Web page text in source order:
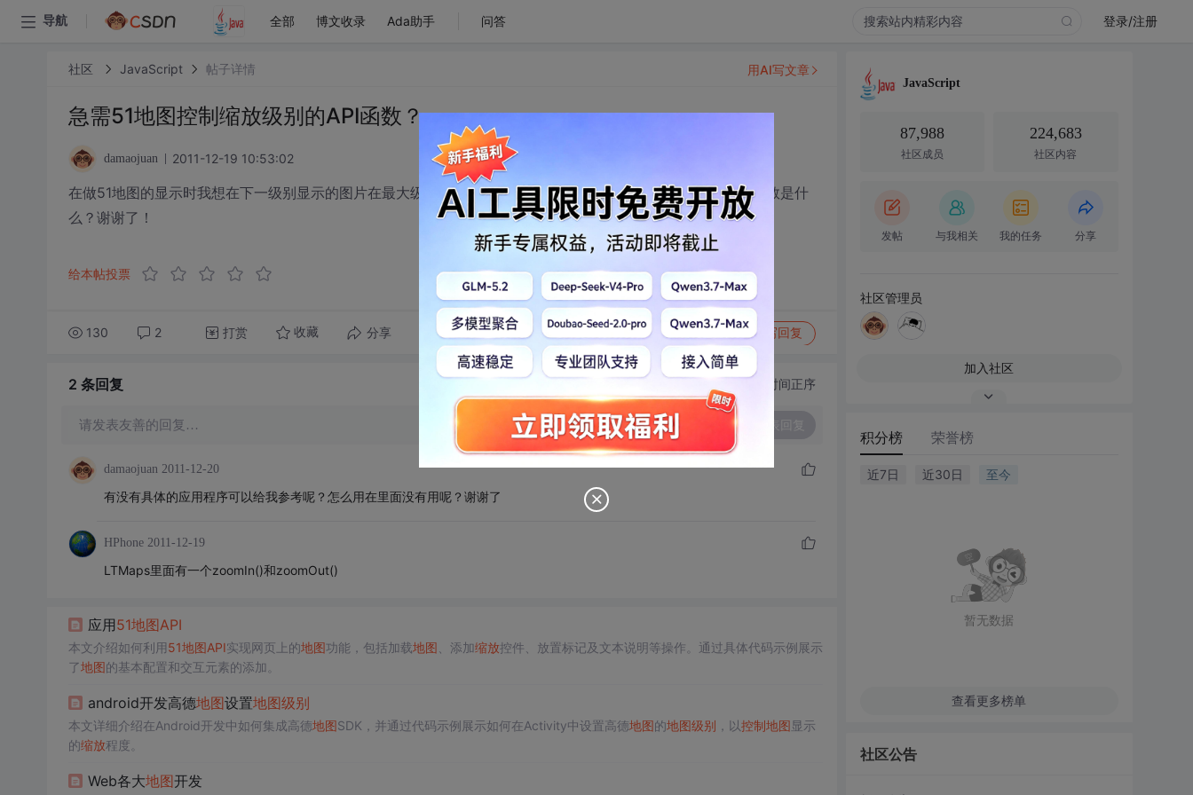
导航 全部 博文收录 Ada助手 问答 登录/注册
社区 JavaScript 帖子详情
急需51地图控制缩放级别的API函数？
damaojuan 2011-12-19 10:53:02
在做51地图的显示时我想在下一级别显示的图片在最大级别就有显示，急需高手告诉我51里面控制缩放级别的函数是什
么？谢谢了！
给本帖投票
130 2 打赏 收藏 分享 转发到动态 举报 写回复
用AI写文章
2 条回复 切换为时间正序
请发表友善的回复…
damaojuan 2011-12-20
有没有具体的应用程序可以给我参考呢？怎么用在里面没有用呢？谢谢了
HPhone 2011-12-19
LTMaps里面有一个zoomIn()和zoomOut()
应用51地图API
本文介绍如何利用51地图API实现网页上的地图功能，包括加载地图 、添加缩放控件、放置标记及文本说明等操作。通过具体代码示例展示
了地图的基本配置和交互元素的添加。
android开发高德地图设置地图级别
本文详细介绍在Android开发中如何集成高德地图SDK，并通过代码示例展示如何在Activity中设置高德地图的地图级别 ，以控制地图显示
的缩放程度。
Web各大地图开发
JavaScript
87,988
社区成员
224,683
社区内容
发帖 与我相关 我的任务 分享
社区管理员
加入社区
积分榜 荣誉榜
近7日 近30日 至今
暂无数据
查看更多榜单
社区公告